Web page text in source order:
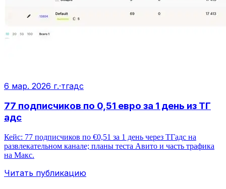
6 мар. 2026 г.·тгадс
77 подписчиков по 0,51 евро за 1 день из ТГ
адс
Кейс: 77 подписчиков по €0,51 за 1 день через ТГадс на
развлекательном канале; планы теста Авито и часть трафика
на Макс.
Читать публикацию